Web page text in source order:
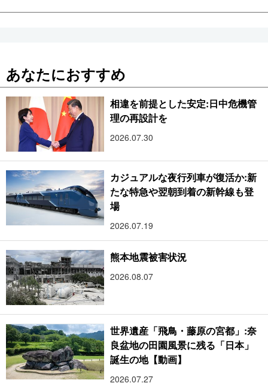
あなたにおすすめ
相違を前提とした安定:日中危機管
理の再設計を
2026.07.30
カジュアルな夜行列車が復活か:新
たな特急や翌朝到着の新幹線も登
場
2026.07.19
熊本地震被害状況
2026.08.07
世界遺産「飛鳥・藤原の宮都」:奈
良盆地の田園風景に残る「日本」
誕生の地【動画】
2026.07.27